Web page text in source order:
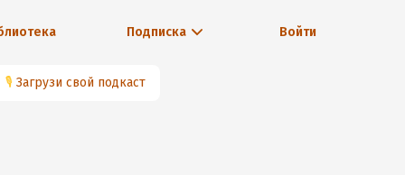
Подписка Войти
🎙 Загрузи свой подкаст